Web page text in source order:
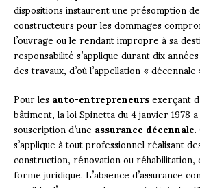
dispositions instaurent une présomption
constructeurs pour les dommages
l’ouvrage ou le rendant impropre à sa
responsabilité s’applique durant dix
des travaux, d’où l’appellation «
Pour lesauto-entrepreneursexerçant
bâtiment, la loi Spinetta du 4 janvier 1978
souscription d’uneassurance décennale.
s’applique à tout professionnel réalisant
construction, rénovation ou réhabilitation,
forme juridique. L’absence d’assurance